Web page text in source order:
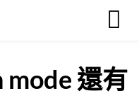
mode 還有